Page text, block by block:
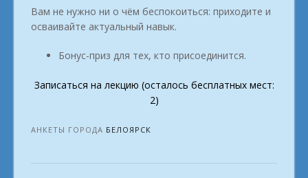
Вам не нужно ни о чём беспокоиться: приходите и
осваивайте актуальный навык.
Бонус-приз для тех, кто присоединится.
Записаться на лекцию (осталось бесплатных мест:
2)
АНКЕТЫ ГОРОДА БЕЛОЯРСК